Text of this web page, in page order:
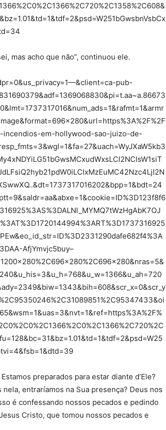
mas acho que não”, continuou ele.
pub-
incendios-em-hollywood-sao-juizo-de-
AfjYmvjc5buy–
preparados para estar diante d’Ele?
entraríamos na Sua presença? Deus nos
é confessando nossos pecados e pedindo
Cristo, que tomou nossos pecados e